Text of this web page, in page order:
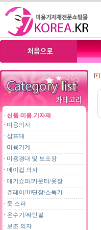
· 신품 미용 기자재
· 미용의자
· 샴프대
· 미용기계
· 미용경대 및 보조장
· 메이컵 의자
· 대기쇼파/카운터/옷장
· 츄레이/10단장/소독기
· 풋 스파
· 온수기/싸인볼
· 보조 의자